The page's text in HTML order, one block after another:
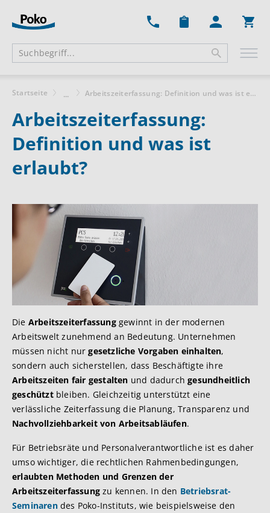
Startseite ... Arbeitszeiterfassung: Definition und was ist erlaubt?
Arbeitszeiterfassung:
Definition und was ist
erlaubt?
Die Arbeitszeiterfassunggewinnt in der modernen
Arbeitswelt zunehmend an Bedeutung. Unternehmen
müssen nicht nurgesetzliche Vorgaben einhalten,
sondern auch sicherstellen, dass Beschäftigte ihre
Arbeitszeiten fair gestalten und dadurchgesundheitlich
geschütztbleiben. Gleichzeitig unterstützt eine
verlässliche Zeiterfassung die Planung, Transparenz und
Nachvollziehbarkeit von Arbeitsabläufen.
Für Betriebsräte und Personalverantwortliche ist es daher
umso wichtiger, die rechtlichen Rahmenbedingungen,
erlaubten Methoden und Grenzen der
Arbeitszeiterfassung zu kennen. In den Betriebsrat-
Seminarendes Poko-Instituts, wie beispielsweise den